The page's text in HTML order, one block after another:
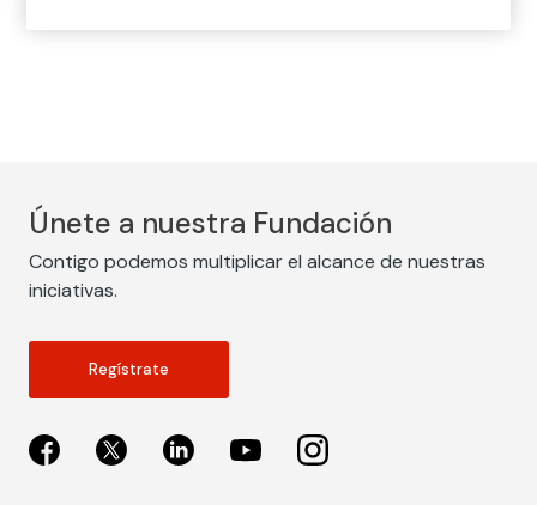
Únete a nuestra Fundación
Contigo podemos multiplicar el alcance de nuestras
iniciativas.
Regístrate